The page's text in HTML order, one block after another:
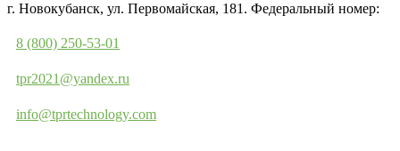
г. Новокубанск, ул. Первомайская, 181. Федеральный номер:
8 (800) 250-53-01
tpr2021@yandex.ru
info@tprtechnology.com